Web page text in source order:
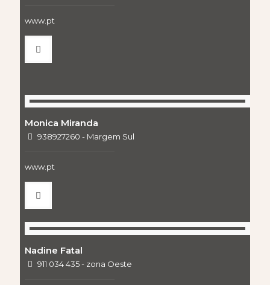
www.pt
Monica Miranda
938927260 - Margem Sul
www.pt
Nadine Fatal
911 034 435 - zona Oeste